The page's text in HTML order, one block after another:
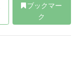
ブックマー
ク